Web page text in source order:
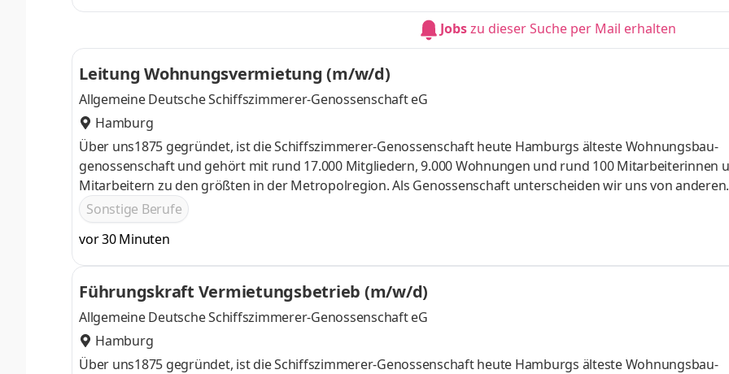
Vermietung (m⁠/⁠w⁠/⁠d)Ihre AufgabenFachliche und disziplinarische
Jobszu dieser Suche per Mail erhalten
Leitung Wohnungsvermietung (m/w/d)
Allgemeine Deutsche Schiffszimmerer-Genossenschaft eG
Hamburg
Über uns1875 gegründet, ist die Schiffszimmerer-Genossenschaft heute Hamburgs älteste Wohnungs­bau­
genossenschaft und gehört mit rund 17.000 Mitgliedern, 9.000 Wohnungen und rund 100 Mitarbeiterinnen
Mitarbeitern zu den größten in der Metropolregion. Als Genossenschaft unterscheiden wir uns von anderen
Wohnungs unternehmen. Wir sind eine Solidargemeinschaft, die wirtschaftlich verantwortungsbewusst
das genossenschaftliche Prinzip der Selbsthilfe weiterhin lebt.Zur Verstärkung unseres Teams in unserer
Vermietung suchen wir zum nächstmöglichen Zeitpunkt und in Vollzeit (37 Stunden/Woche) eineTeamleitung
Vermietung (m⁠/⁠w⁠/⁠d)Ihre AufgabenFachliche und disziplinarische
Sonstige Berufe
vor 30 Minuten
Führungskraft Vermietungsbetrieb (m/w/d)
Allgemeine Deutsche Schiffszimmerer-Genossenschaft eG
Hamburg
Über uns1875 gegründet, ist die Schiffszimmerer-Genossenschaft heute Hamburgs älteste Wohnungs­bau­